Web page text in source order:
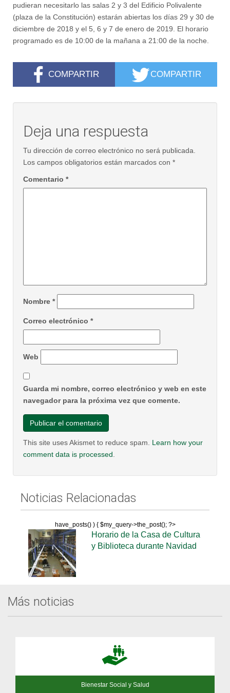
pudieran necesitarlo las salas 2 y 3 del Edificio Polivalente
(plaza de la Constitución) estarán abiertas los días 29 y 30 de
diciembre de 2018 y el 5, 6 y 7 de enero de 2019. El horario
programado es de 10:00 de la mañana a 21:00 de la noche.
COMPARTIR COMPARTIR
Deja una respuesta
Tu dirección de correo electrónico no será publicada.
Los campos obligatorios están marcados con *
Comentario *
Nombre *
Correo electrónico *
Web
Guarda mi nombre, correo electrónico y web en este
navegador para la próxima vez que comente.
This site uses Akismet to reduce spam. Learn how your
comment data is processed
Noticias Relacionadas
have_posts() ) { $my_query->the_post(); ?>
Horario de la Casa de Cultura
y Biblioteca durante Navidad
Más noticias
Bienestar Social y Salud